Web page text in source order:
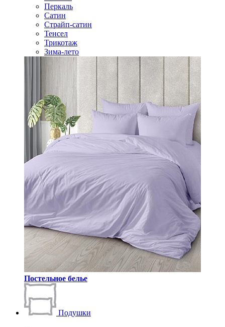
Перкаль
Сатин
Страйп-сатин
Тенсел
Трикотаж
Зима-лето
Постельное белье
Подушки